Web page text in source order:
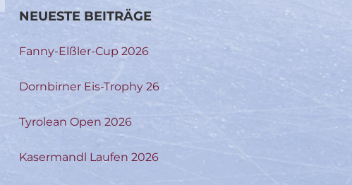
NEUESTE BEITRÄGE
Fanny-Elßler-Cup 2026
Dornbirner Eis-Trophy 26
Tyrolean Open 2026
Kasermandl Laufen 2026